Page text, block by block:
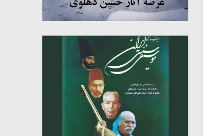
میکلوش روژا